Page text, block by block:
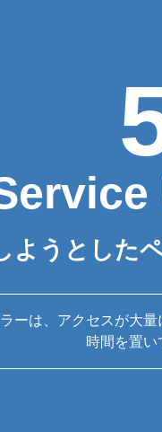
ようとした
ーは、アクセスが大量
時間を置い